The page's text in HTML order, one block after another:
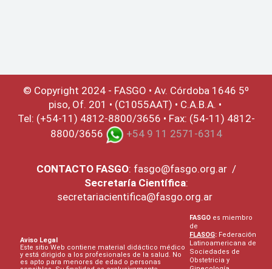
© Copyright 2024 - FASGO • Av. Córdoba 1646 5º
piso, Of. 201 • (C1055AAT) • C.A.B.A. •
Tel: (+54-11) 4812-8800/3656 • Fax: (54-11) 4812-
8800/3656
+54 9 11 2571-6314
CONTACTO FASGO: fasgo@fasgo.org.ar/
Secretaría Científica:
secretariacientifica@fasgo.org.ar
Aviso Legal
Este sitio Web contiene material didáctico médico
y está dirigido a los profesionales de la salud. No
es apto para menores de edad o personas
FASGO es miembro
de
FLASOG: Federación
Latinoamericana de
Sociedades de
Obstetricia y